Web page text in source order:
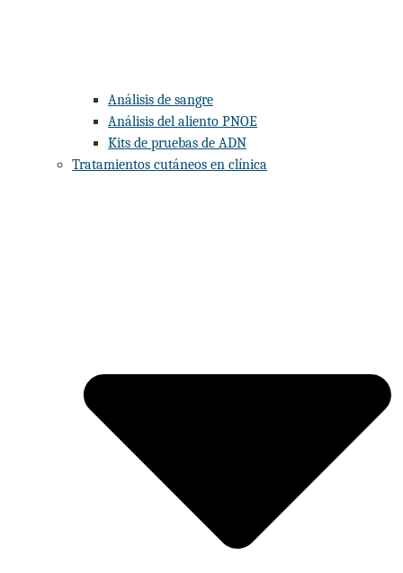
Análisis de sangre
Análisis del aliento PNOE
Kits de pruebas de ADN
Tratamientos cutáneos en clínica